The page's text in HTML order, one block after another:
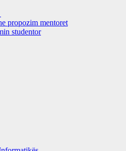
propozim mentoret
studentor